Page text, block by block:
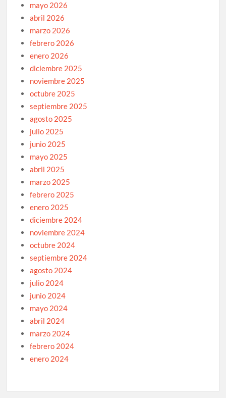
mayo 2026
abril 2026
marzo 2026
febrero 2026
enero 2026
diciembre 2025
noviembre 2025
octubre 2025
septiembre 2025
agosto 2025
julio 2025
junio 2025
mayo 2025
abril 2025
marzo 2025
febrero 2025
enero 2025
diciembre 2024
noviembre 2024
octubre 2024
septiembre 2024
agosto 2024
julio 2024
junio 2024
mayo 2024
abril 2024
marzo 2024
febrero 2024
enero 2024